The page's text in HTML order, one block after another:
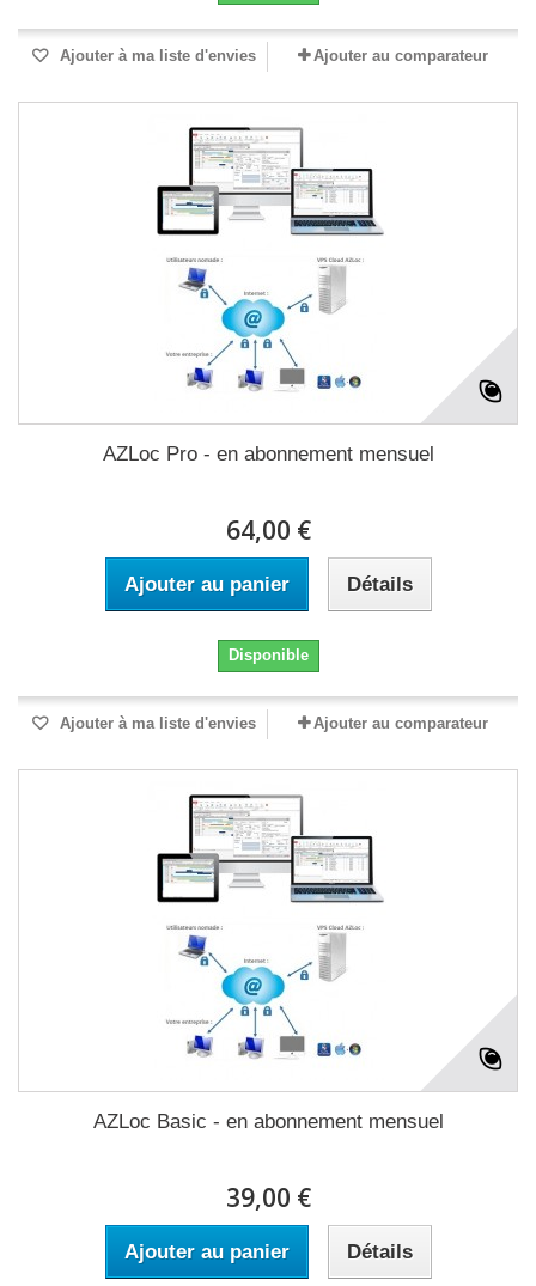
Ajouter à ma liste d'envies Ajouter au comparateur
AZLoc Pro - en abonnement mensuel
64,00 €
Ajouter au panier Détails
Disponible
Ajouter à ma liste d'envies Ajouter au comparateur
AZLoc Basic - en abonnement mensuel
39,00 €
Ajouter au panier Détails